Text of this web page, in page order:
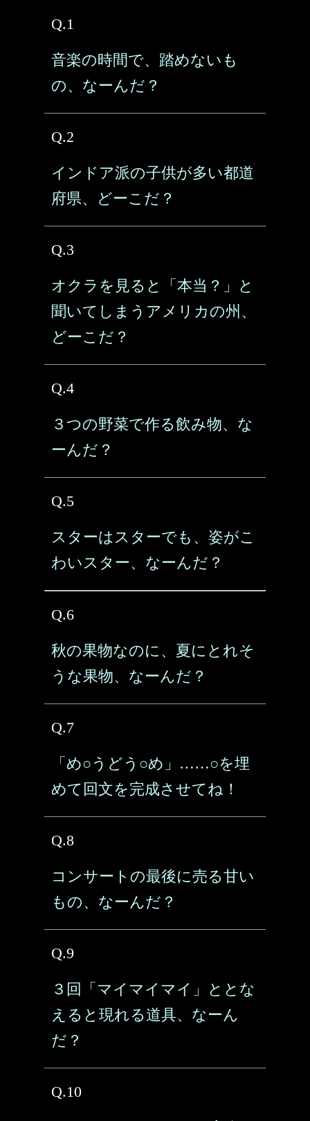
Q.1
音楽の時間で、踏めないも
の、なーんだ？
Q.2
インドア派の子供が多い都道
府県、どーこだ？
Q.3
オクラを見ると「本当？」と
聞いてしまうアメリカの州、
どーこだ？
Q.4
３つの野菜で作る飲み物、な
ーんだ？
Q.5
スターはスターでも、姿がこ
わいスター、なーんだ？
Q.6
秋の果物なのに、夏にとれそ
うな果物、なーんだ？
Q.7
「め○うどう○め」……○を埋
めて回文を完成させてね！
Q.8
コンサートの最後に売る甘い
もの、なーんだ？
Q.9
３回「マイマイマイ」ととな
えると現れる道具、なーん
だ？
Q.10